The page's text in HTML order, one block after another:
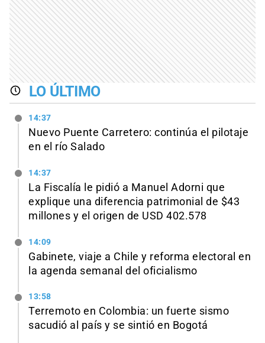
LO ÚLTIMO
14:37
Nuevo Puente Carretero: continúa el pilotaje
en el río Salado
14:37
La Fiscalía le pidió a Manuel Adorni que
explique una diferencia patrimonial de $43
millones y el origen de USD 402.578
14:09
Gabinete, viaje a Chile y reforma electoral en
la agenda semanal del oficialismo
13:58
Terremoto en Colombia: un fuerte sismo
sacudió al país y se sintió en Bogotá